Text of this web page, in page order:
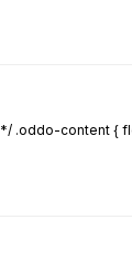
.oddo-content {